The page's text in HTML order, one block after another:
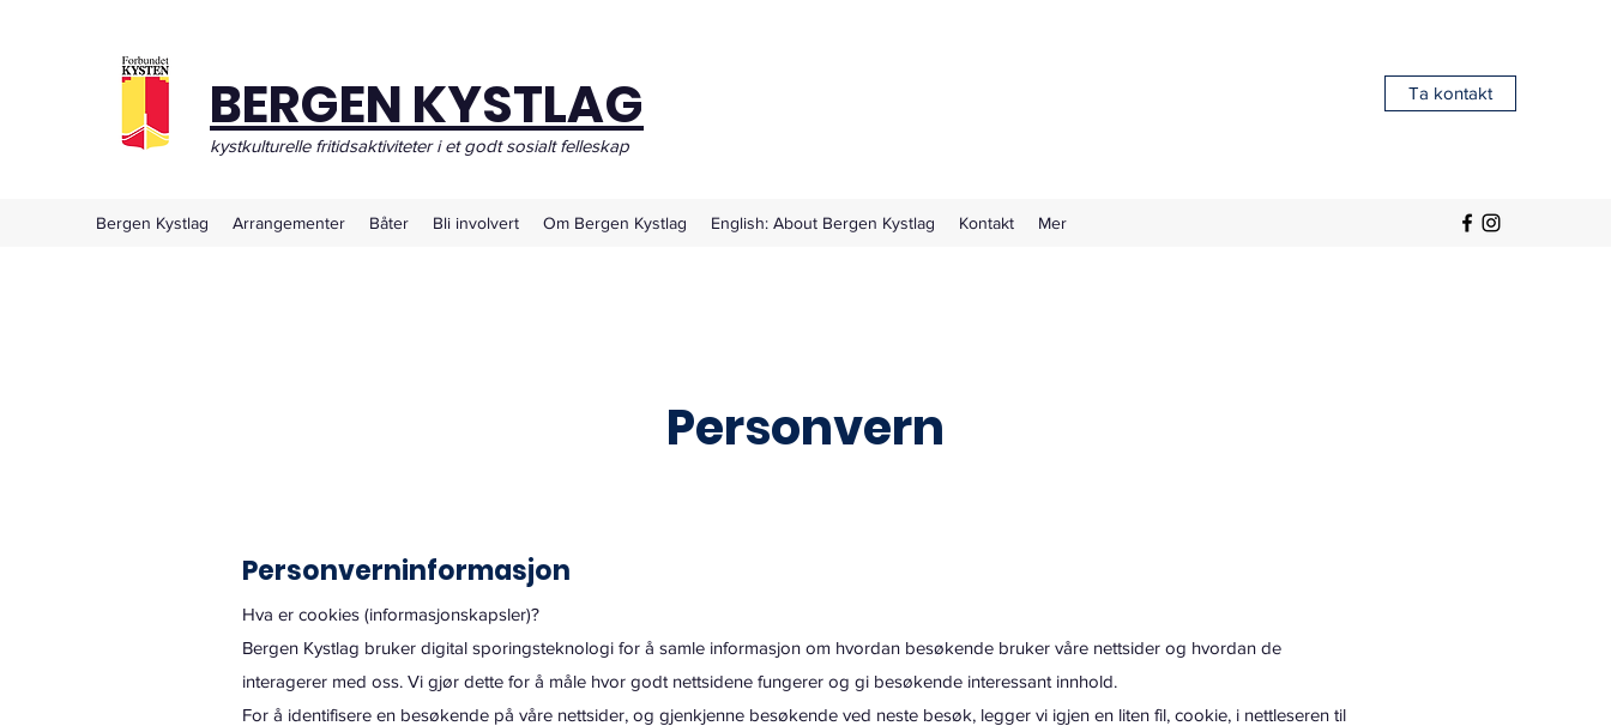
BERGEN KYSTLAG
kystkulturelle fritidsaktiviteter i et godt sosialt felleskap
Ta kontakt
Bergen Kystlag Arrangementer Båter Bli involvert Om Bergen Kystlag English: About Bergen Kystlag Kontakt Mer
Personvern
Personverninformasjon
Hva er cookies (informasjonskapsler)?
Bergen Kystlag bruker digital sporingsteknologi for å samle informasjon om hvordan besøkende bruker våre nettsider og hvordan de
interagerer med oss. Vi gjør dette for å måle hvor godt nettsidene fungerer og gi besøkende interessant innhold.
For å identifisere en besøkende på våre nettsider, og gjenkjenne besøkende ved neste besøk, legger vi igjen en liten fil, cookie, i nettleseren til